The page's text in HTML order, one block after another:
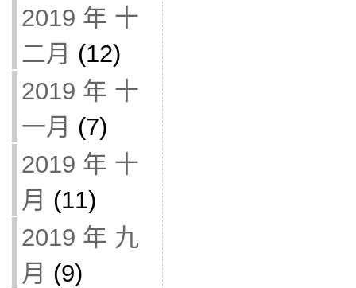
2019 年 十
二月 (12)
2019 年 十
一月 (7)
2019 年 十
月 (11)
2019 年 九
月 (9)